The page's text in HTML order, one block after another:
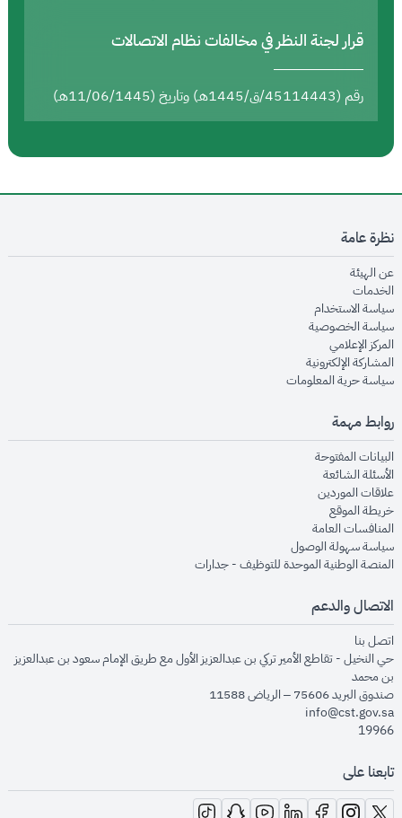
قرار لجنة النظر في مخالفات نظام الاتصالات
رقم (45114443/ق/1445هـ) وتاريخ (11/06/1445هـ)
نظرة عامة
عن الهيئةopens in new window
الخدماتopens in new window
سياسة الاستخدام
سياسة الخصوصيةopens in new window
المركز الإعلاميopens in new window
المشاركة الإلكترونيةopens in new window
سياسة حرية المعلوماتopens in new window
روابط مهمة
البيانات المفتوحةopens in new window
الأسئلة الشائعةopens in new window
علاقات الموردينopens in new window
خريطة الموقعopens in new window
المنافسات العامةopens in new window
سياسة سهولة الوصولopens in new window
المنصة الوطنية الموحدة للتوظيف - جداراتopens in new window
الاتصال والدعم
اتصل بنا
حي النخيل - تقاطع الأمير تركي بن عبدالعزيز الأول مع طريق الإمام سعود بن عبدالعزيز
بن محمد
صندوق البريد 75606 – الرياض 11588
info@cst.gov.sa
19966
تابعنا على